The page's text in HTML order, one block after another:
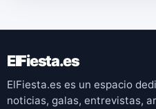
ElFiesta.es
ElFiesta.es es un espacio
noticias, galas, entrevistas,